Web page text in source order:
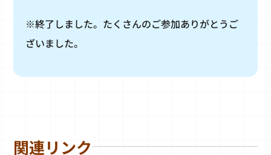
※終了しました。たくさんのご参加ありがとうご
ざいました。
関連リンク